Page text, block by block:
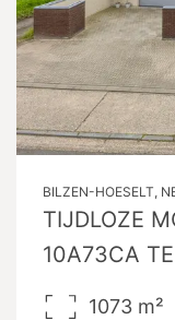
BILZEN-HOESELT,
TIJDLOZE
10A73CA
1073 m²